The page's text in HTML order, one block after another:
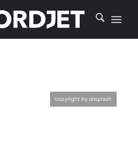
copyright by unsplash